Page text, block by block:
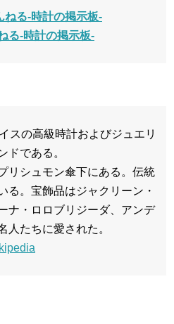
ねる-時計の掲示板-
る-時計の掲示板-
スの高級時計およびジュエリ
ドである。
リシュモン傘下にある。伝統
る。宝飾品はジャクリーン・
ナ・ロロブリジーダ、アンデ
人たちに愛された。